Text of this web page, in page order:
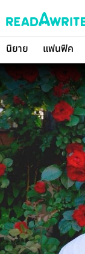
นิยาย แฟนฟิค